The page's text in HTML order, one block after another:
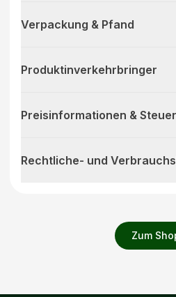
Zum
Verpackung & Pfand
Produktinverkehrbringer
Preisinformationen &
Rechtliche- und